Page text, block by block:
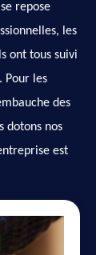
repose
les
ont tous suivi
Pour les
des
dotons nos
est